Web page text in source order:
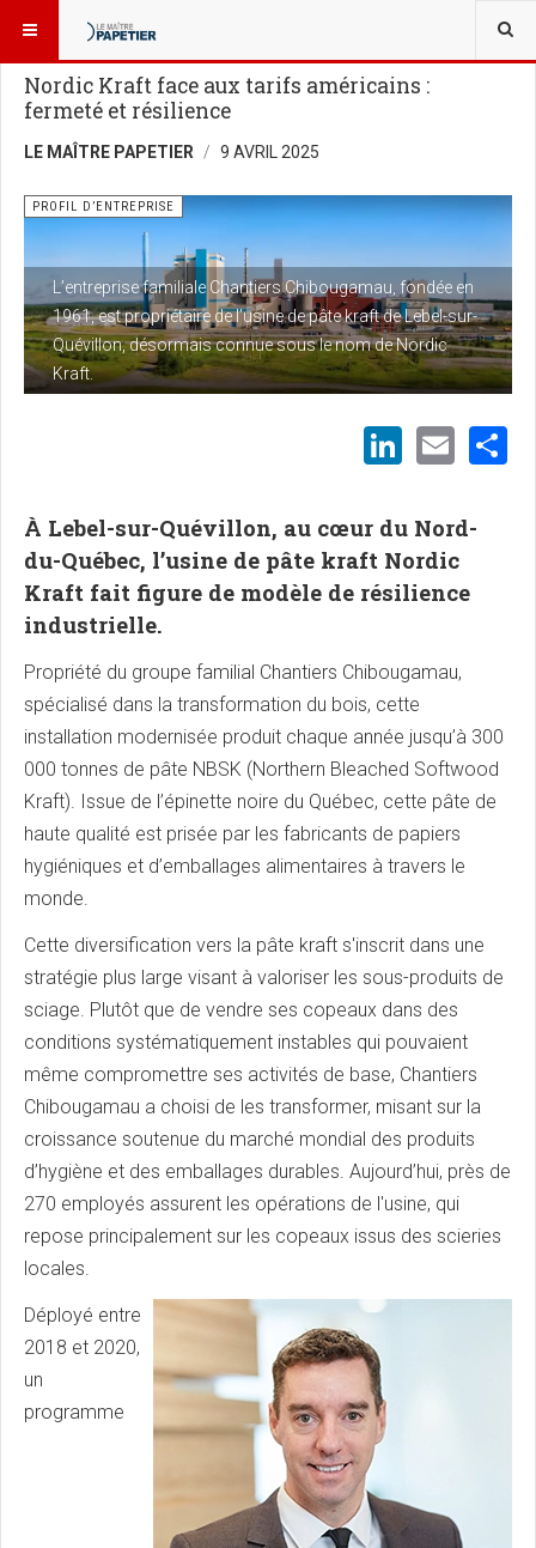
VOUS ÊTES ICI : PROFIL D’ENTREPRISE
Nordic Kraft face aux tarifs américains :
fermeté et résilience
LE MAÎTRE PAPETIER 9 AVRIL 2025
L’entreprise familiale Chantiers Chibougamau, fondée en
1961, est propriétaire de l’usine de pâte kraft de Lebel-sur-
Quévillon, désormais connue sous le nom de Nordic
Kraft.
PROFIL D’ENTREPRISE
À Lebel-sur-Quévillon, au cœur du Nord-
du-Québec, l’usine de pâte kraft Nordic
Kraft fait figure de modèle de résilience
industrielle.
Propriété du groupe familial Chantiers Chibougamau,
spécialisé dans la transformation du bois, cette
installation modernisée produit chaque année jusqu’à 300
000 tonnes de pâte NBSK (Northern Bleached Softwood
Kraft). Issue de l’épinette noire du Québec, cette pâte de
haute qualité est prisée par les fabricants de papiers
hygiéniques et d’emballages alimentaires à travers le
monde.
Cette diversification vers la pâte kraft s'inscrit dans une
stratégie plus large visant à valoriser les sous-produits de
sciage. Plutôt que de vendre ses copeaux dans des
conditions systématiquement instables qui pouvaient
même compromettre ses activités de base, Chantiers
Chibougamau a choisi de les transformer, misant sur la
croissance soutenue du marché mondial des produits
d’hygiène et des emballages durables. Aujourd’hui, près de
270 employés assurent les opérations de l'usine, qui
repose principalement sur les copeaux issus des scieries
locales.
Déployé entre
2018 et 2020,
un
programme